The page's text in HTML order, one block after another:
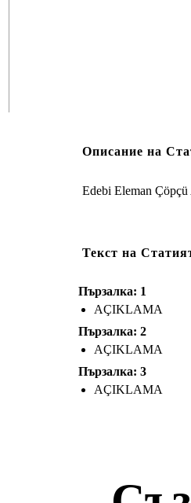
AÇIKLAMA
Описание на
Edebi Eleman Çöpçü
Текст на
Пързалка: 1
AÇIKLAMA
Пързалка: 2
AÇIKLAMA
Пързалка: 3
AÇIKLAMA